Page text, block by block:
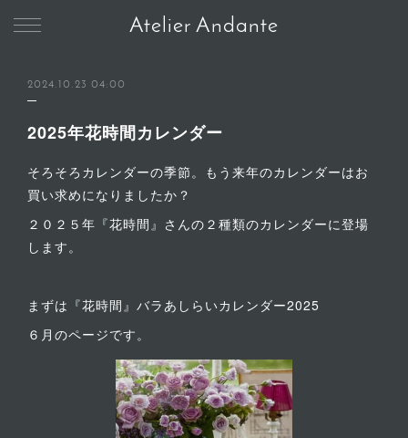
Atelier Andante
2024.10.23 04:00
2025年花時間カレンダー
そろそろカレンダーの季節。もう来年のカレンダーはお
買い求めになりましたか？
２０２５年『花時間』さんの２種類のカレンダーに登場
します。
まずは『花時間』バラあしらいカレンダー2025
６月のページです。